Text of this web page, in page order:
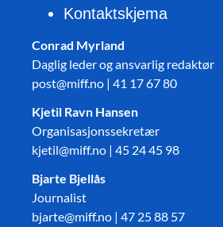
Kontaktskjema
Conrad Myrland
Daglig leder og ansvarlig redaktør
post@miff.no | 41 17 67 80
Kjetil Ravn Hansen
Organisasjonssekretær
kjetil@miff.no | 45 24 45 98
Bjarte Bjellås
Journalist
bjarte@miff.no | 47 25 88 57